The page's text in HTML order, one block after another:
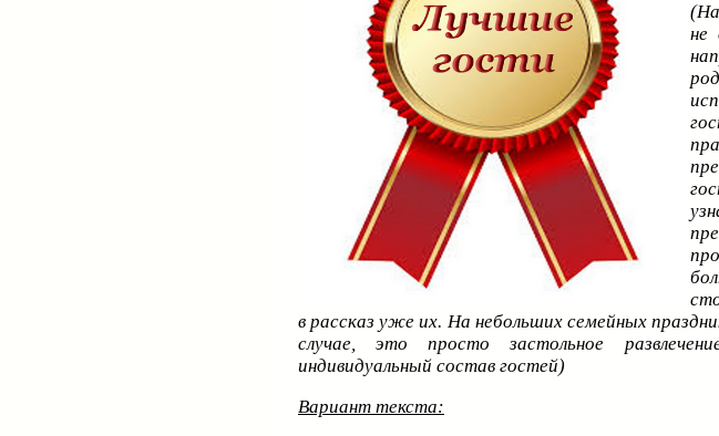
не
в рассказ уже их. На небольших семейных
случае, это просто застольное
индивидуальный состав гостей)
Вариант текста: